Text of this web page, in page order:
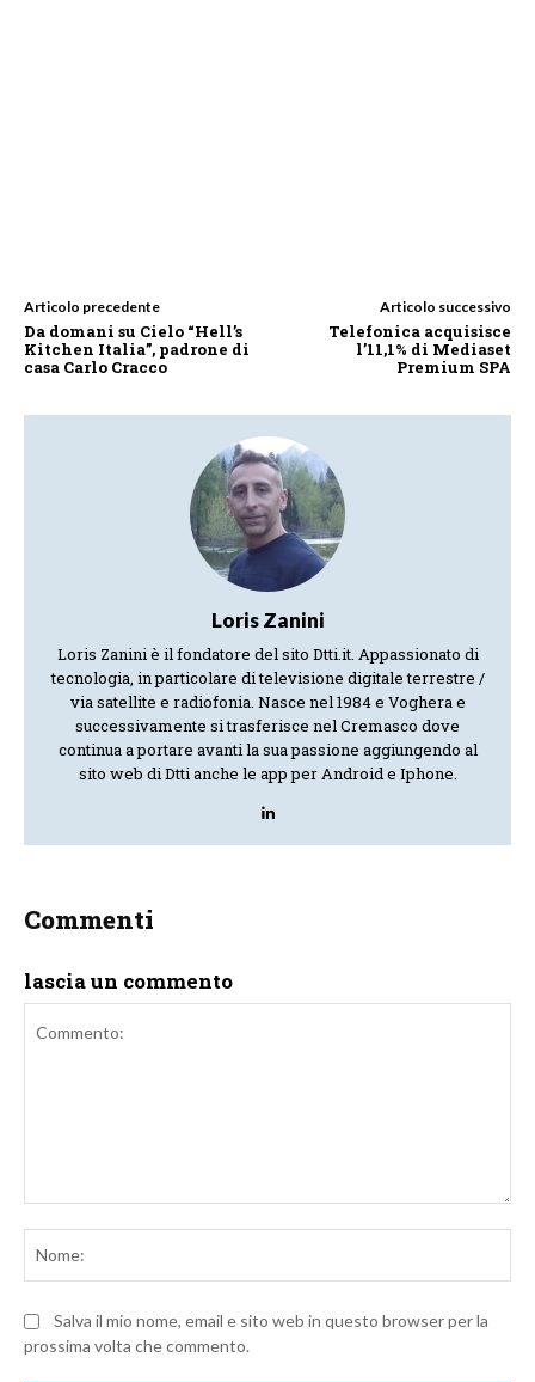
Articolo precedente
Da domani su Cielo “Hell’s
Kitchen Italia”, padrone di
casa Carlo Cracco
Articolo successivo
Telefonica acquisisce
l’11,1% di Mediaset
Premium SPA
Loris Zanini
Loris Zanini è il fondatore del sito Dtti.it. Appassionato di
tecnologia, in particolare di televisione digitale terrestre /
via satellite e radiofonia. Nasce nel 1984 e Voghera e
successivamente si trasferisce nel Cremasco dove
continua a portare avanti la sua passione aggiungendo al
sito web di Dtti anche le app per Android e Iphone.
Commenti
lascia un commento
Salva il mio nome, email e sito web in questo browser per la
prossima volta che commento.